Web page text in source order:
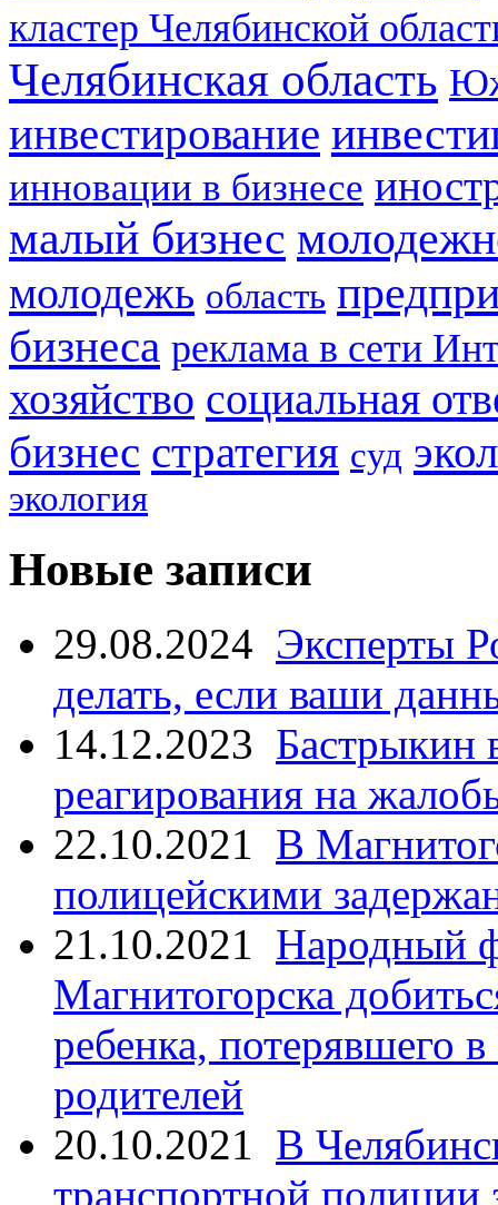
кластер Челябинской
Челябинская область
инвестирование
инновации в бизнесе
малый бизнес
молодежь область
бизнеса реклама в сети
хозяйство социальная
бизнес стратегия суд
экология
Новые записи
29.08.2024 Эксперты
делать, если ваши
14.12.2023 Бастрыкин
реагирования на
22.10.2021 В
полицейскими
21.10.2021 Народный
Магнитогорска
ребенка, потерявшего
родителей
20.10.2021 В
транспортной